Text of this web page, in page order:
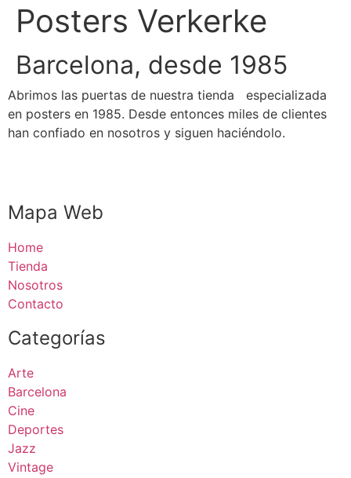
Posters Verkerke
Barcelona, desde 1985
Abrimos las puertas de nuestra tienda especializada
en posters en 1985. Desde entonces miles de clientes
han confiado en nosotros y siguen haciéndolo.
Mapa Web
Home
Tienda
Nosotros
Contacto
Categorías
Arte
Barcelona
Cine
Deportes
Jazz
Vintage